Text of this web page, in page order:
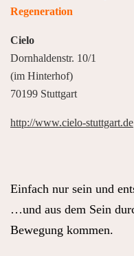
Regeneration
Cielo
Dornhaldenstr. 10/1
(im Hinterhof)
70199 Stuttgart
http://www.cielo-stuttgart.de
Einfach nur sein und
…und aus dem Sein
Bewegung kommen.